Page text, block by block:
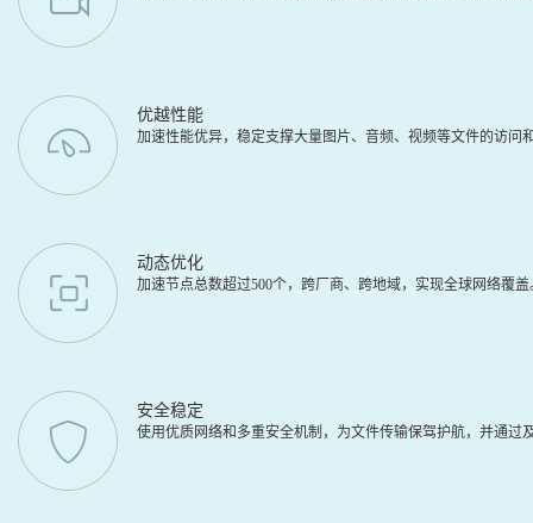
优越性能
加速性能优异，稳定支撑大量图片、音频、视频等文件的访问
动态优化
加速节点总数超过500个，跨厂商、跨地域，实现全球网络覆
安全稳定
使用优质网络和多重安全机制，为文件传输保驾护航，并通